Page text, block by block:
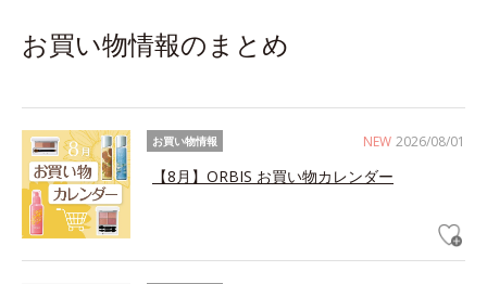
お買い物情報のまとめ
NEW 2026/08/01
お買い物情報
【8月】ORBIS お買い物カレンダー